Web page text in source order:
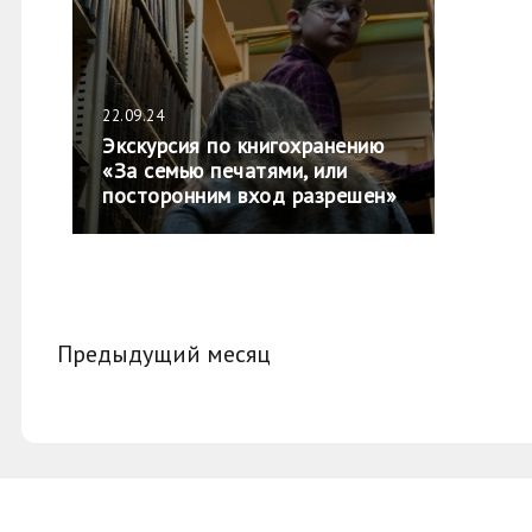
22.09.24
Экскурсия по книгохранению
«За семью печатями, или
посторонним вход разрешен»
Предыдущий месяц